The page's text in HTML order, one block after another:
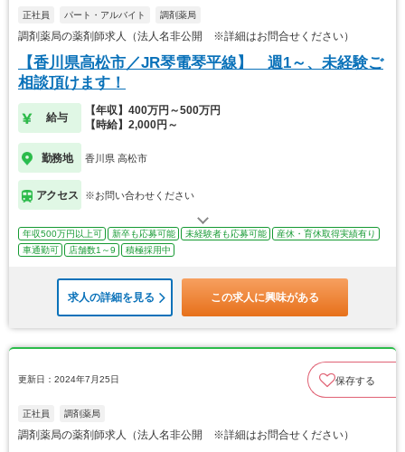
正社員 パート・アルバイト 調剤薬局
調剤薬局の薬剤師求人（法人名非公開 ※詳細はお問合せください）
【香川県高松市／JR琴電琴平線】 週1～、未経験ご
相談頂けます！
給与
【年収】400万円～500万円
【時給】2,000円～
勤務地 香川県 高松市
アクセス ※お問い合わせください
年収500万円以上可 新卒も応募可能 未経験者も応募可能
産休・育休取得実績有り
車通勤可
店舗数1～9 積極採用中
求人の詳細を見る この求人に興味がある
更新日：2024年7月25日 保存する
正社員 調剤薬局
調剤薬局の薬剤師求人（法人名非公開 ※詳細はお問合せください）